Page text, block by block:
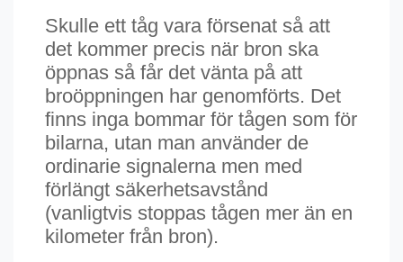
Skulle ett tåg vara försenat så att
det kommer precis när bron ska
öppnas så får det vänta på att
broöppningen har genomförts. Det
finns inga bommar för tågen som för
bilarna, utan man använder de
ordinarie signalerna men med
förlängt säkerhetsavstånd
(vanligtvis stoppas tågen mer än en
kilometer från bron).